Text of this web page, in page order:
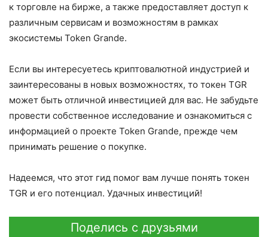
к торговле на бирже, а также предоставляет доступ к
различным сервисам и возможностям в рамках
экосистемы Token Grande.
Если вы интересуетесь криптовалютной индустрией и
заинтересованы в новых возможностях, то токен TGR
может быть отличной инвестицией для вас. Не забудьте
провести собственное исследование и ознакомиться с
информацией о проекте Token Grande, прежде чем
принимать решение о покупке.
Надеемся, что этот гид помог вам лучше понять токен
TGR и его потенциал. Удачных инвестиций!
Поделись с друзьями